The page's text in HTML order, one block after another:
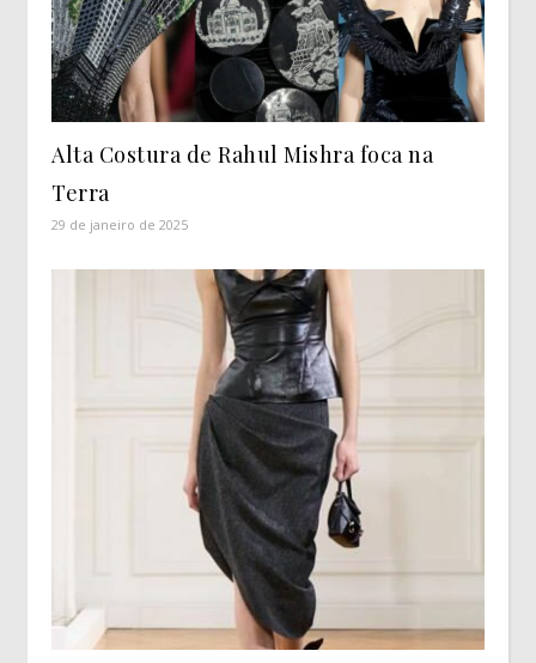
Alta Costura de Rahul Mishra foca na
Terra
29 de janeiro de 2025